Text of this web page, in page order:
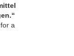
a